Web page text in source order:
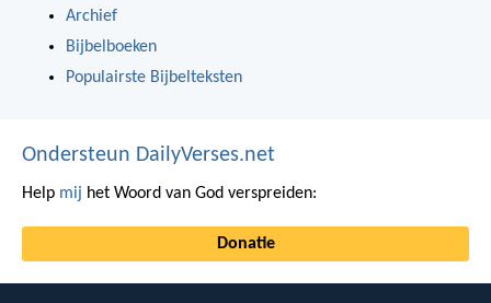
Archief
Bijbelboeken
Populairste Bijbelteksten
Ondersteun DailyVerses.net
Help mij het Woord van God verspreiden:
Donatie